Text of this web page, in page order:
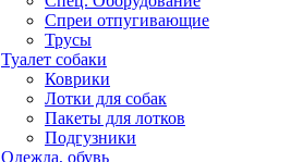
Спреи отпугивающие
Трусы
Туалет собаки
Коврики
Лотки для собак
Пакеты для лотков
Подгузники
Одежда, обувь